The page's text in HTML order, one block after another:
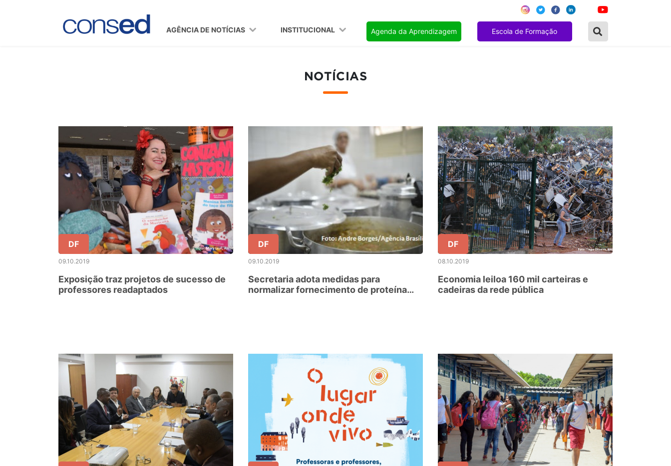
AGÊNCIA DE NOTÍCIAS INSTITUCIONAL Agenda da Aprendizagem Escola de Formação
NOTÍCIAS
DF
09.10.2019
Exposição traz projetos de sucesso de
professores readaptados
DF
09.10.2019
Secretaria adota medidas para
normalizar fornecimento de proteína
DF
08.10.2019
Economia leiloa 160 mil carteiras e
cadeiras da rede pública